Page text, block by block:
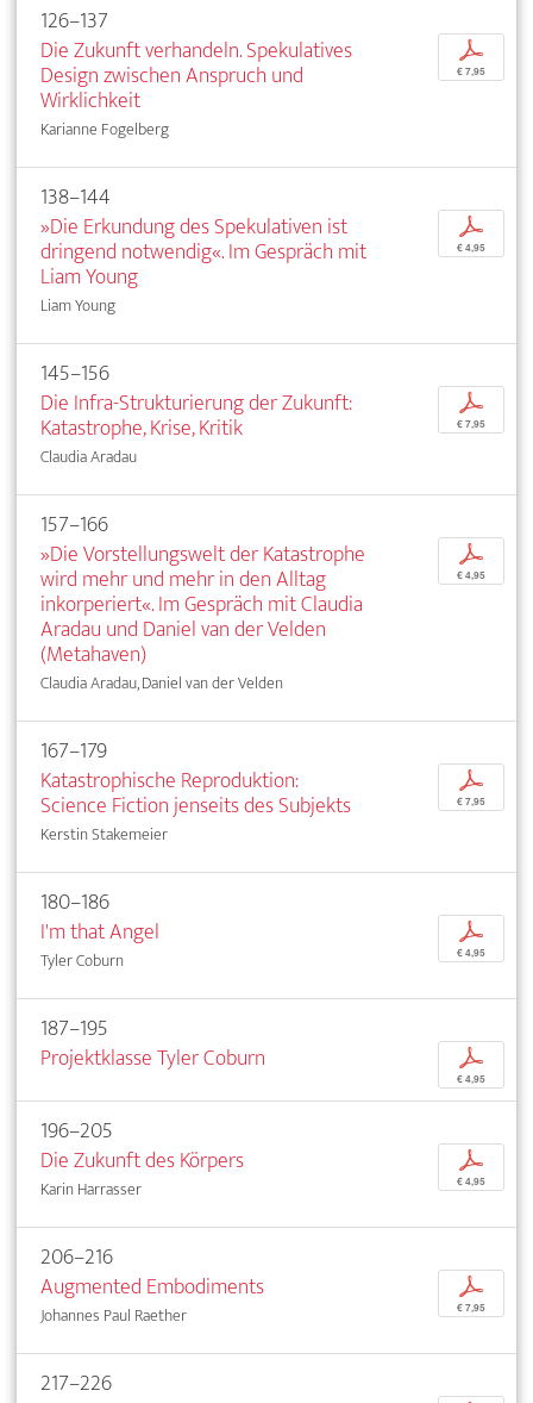
126–137
Die Zukunft verhandeln. Spekulatives
Design zwischen Anspruch und
Wirklichkeit
Karianne Fogelberg
p
€ 7,95
138–144
»Die Erkundung des Spekulativen ist
dringend notwendig«. Im Gespräch mit
Liam Young
Liam Young
p
€ 4,95
145–156
Die Infra-Strukturierung der Zukunft:
Katastrophe, Krise, Kritik
Claudia Aradau
p
€ 7,95
157–166
»Die Vorstellungswelt der Katastrophe
wird mehr und mehr in den Alltag
inkorperiert«. Im Gespräch mit Claudia
Aradau und Daniel van der Velden
(Metahaven)
Claudia Aradau, Daniel van der Velden
p
€ 4,95
167–179
Katastrophische Reproduktion:
Science Fiction jenseits des Subjekts
Kerstin Stakemeier
p
€ 7,95
180–186
I'm that Angel
Tyler Coburn
p
€ 4,95
187–195
Projektklasse Tyler Coburn
p
€ 4,95
196–205
Die Zukunft des Körpers
Karin Harrasser
p
€ 4,95
206–216
Augmented Embodiments
Johannes Paul Raether
p
€ 7,95
217–226